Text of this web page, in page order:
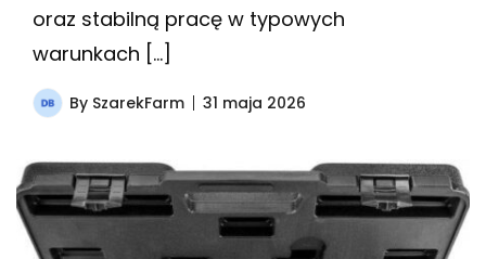
oraz stabilną pracę w typowych
warunkach […]
By SzarekFarm 31 maja 2026